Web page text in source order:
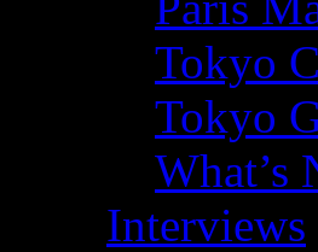
Tokyo
Tokyo
What’s
Interviews